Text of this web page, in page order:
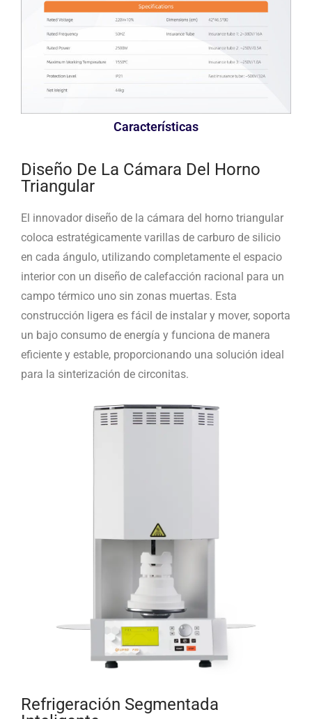
Características
Diseño De La Cámara Del Horno
Triangular
El innovador diseño de la cámara del horno triangular
coloca estratégicamente varillas de carburo de silicio
en cada ángulo, utilizando completamente el espacio
interior con un diseño de calefacción racional para un
campo térmico uno sin zonas muertas. Esta
construcción ligera es fácil de instalar y mover, soporta
un bajo consumo de energía y funciona de manera
eficiente y estable, proporcionando una solución ideal
para la sinterización de circonitas.
Refrigeración Segmentada